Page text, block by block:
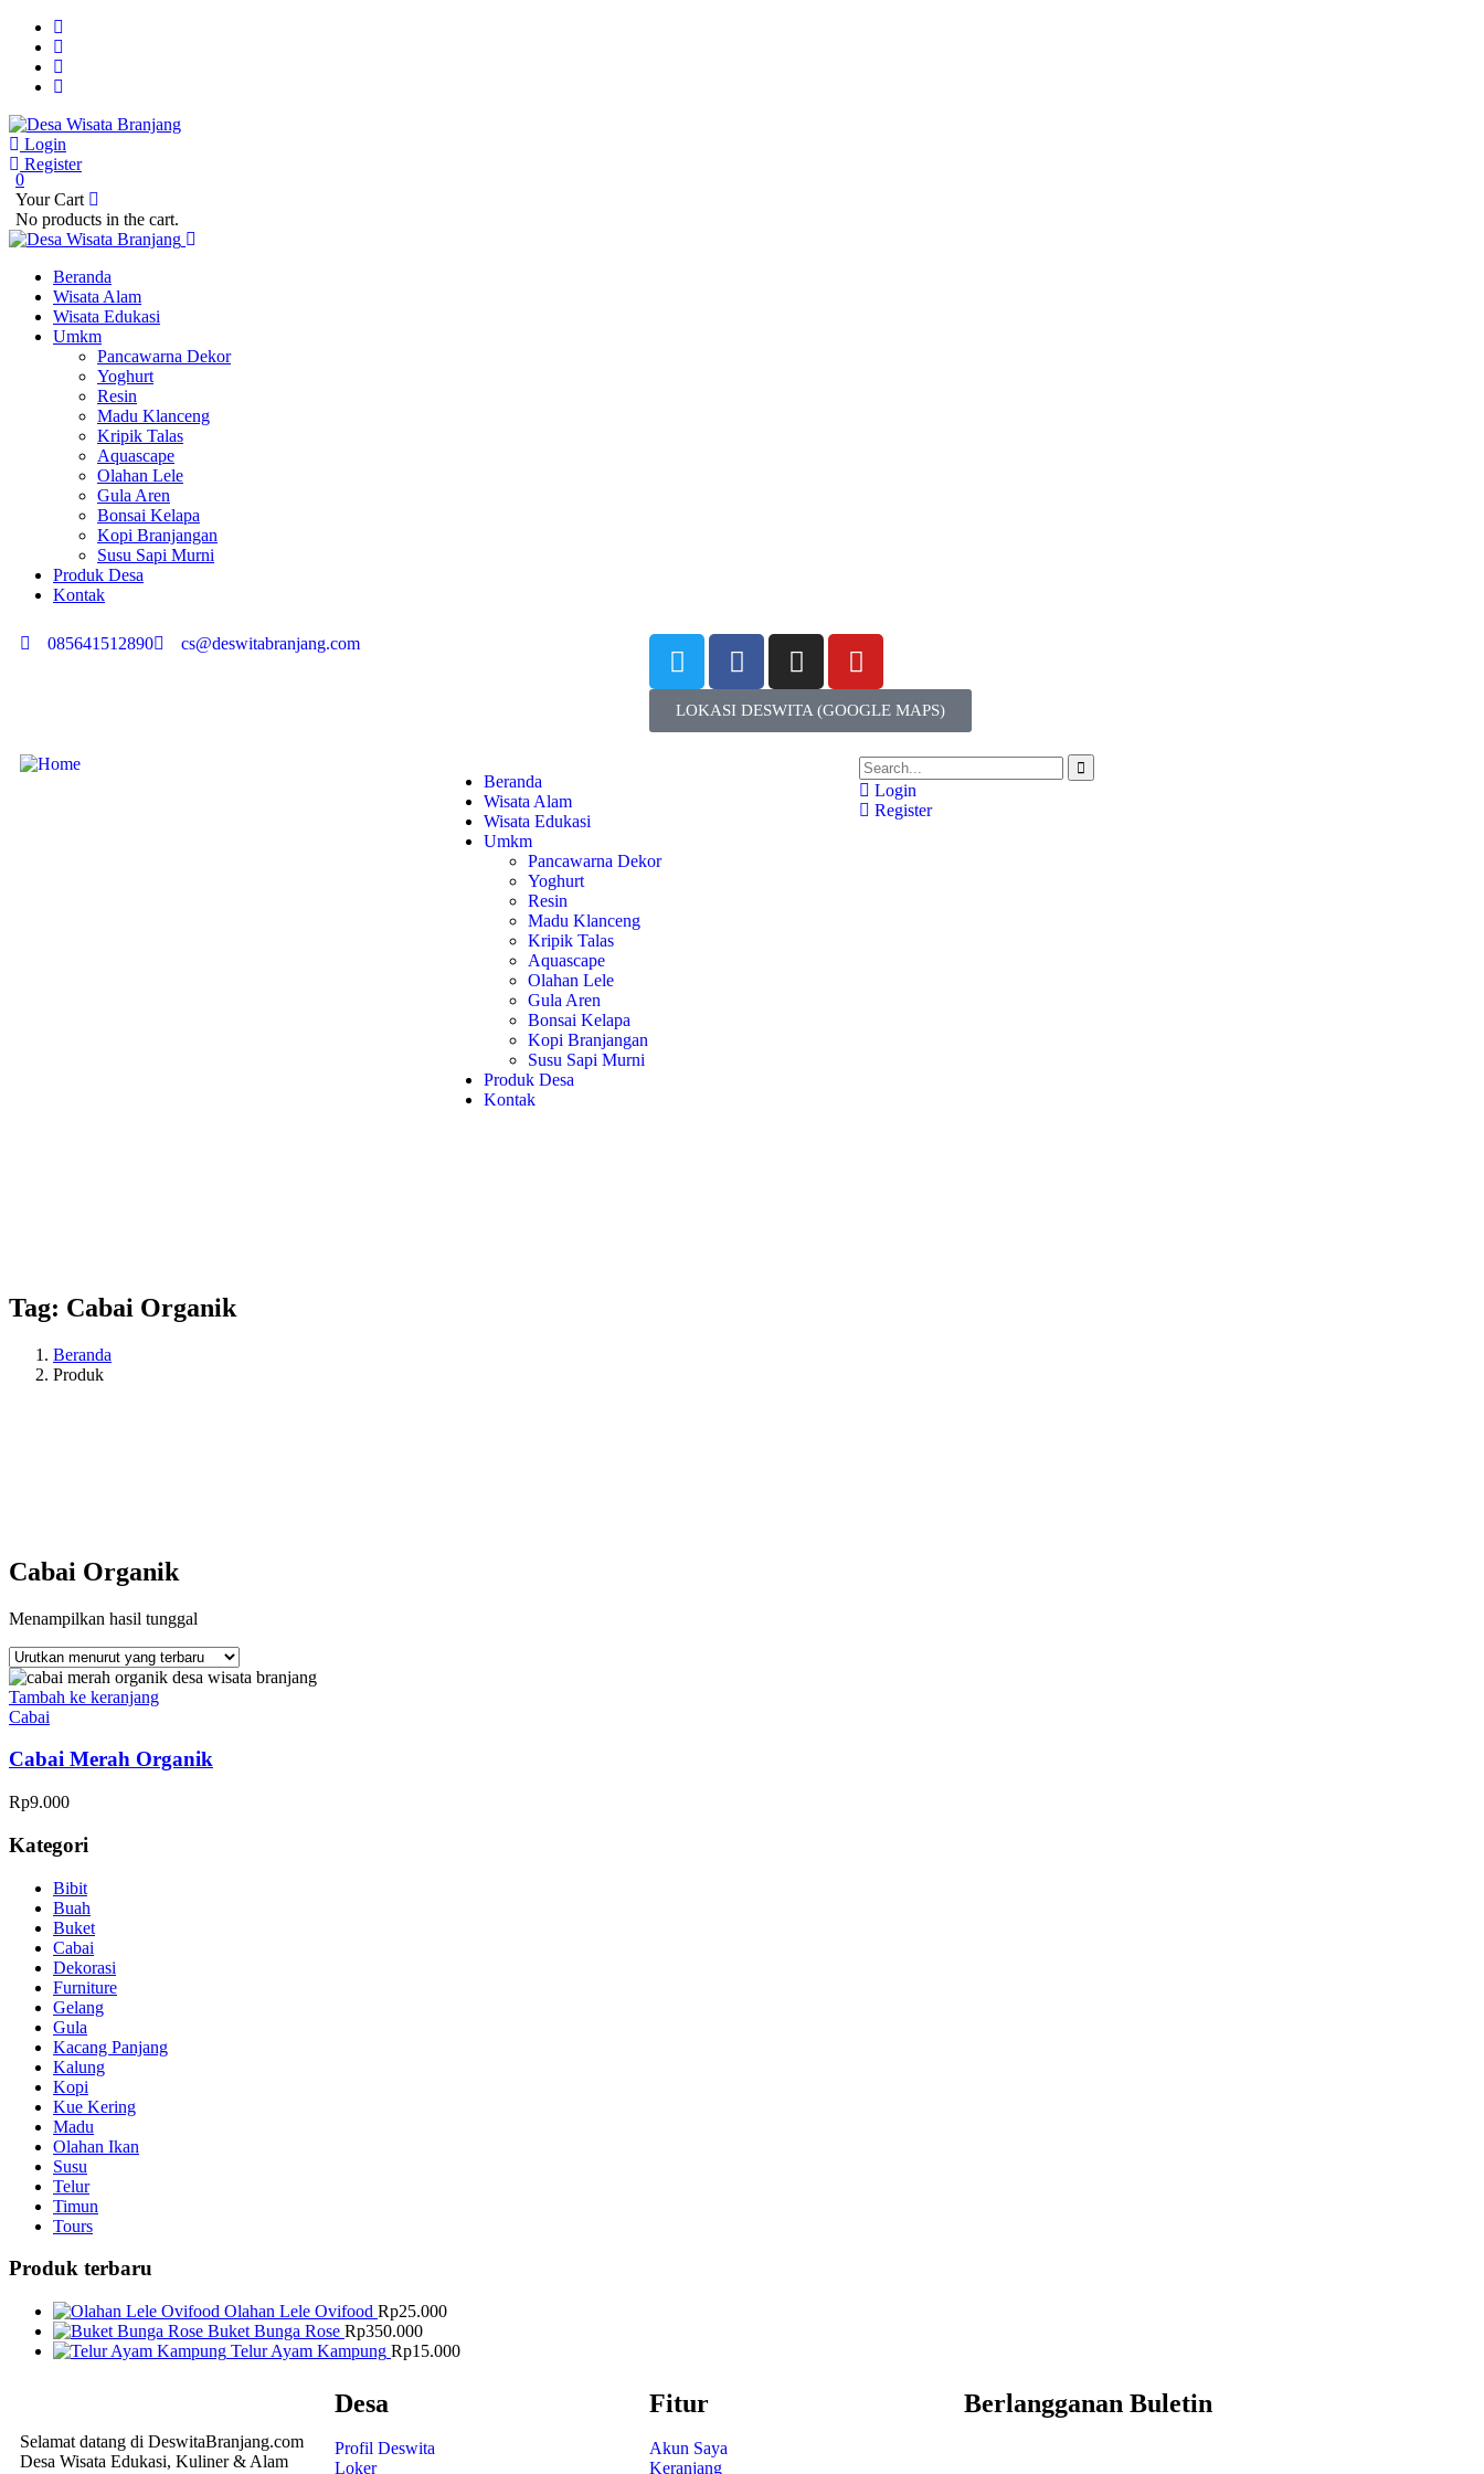
Login
Register
0
Your Cart
No products in the cart.
Beranda
Wisata Alam
Wisata Edukasi
Umkm
Pancawarna Dekor
Yoghurt
Resin
Madu Klanceng
Kripik Talas
Aquascape
Olahan Lele
Gula Aren
Bonsai Kelapa
Kopi Branjangan
Susu Sapi Murni
Produk Desa
Kontak
085641512890 cs@deswitabranjang.com
LOKASI DESWITA (GOOGLE MAPS)
Beranda
Wisata Alam
Wisata Edukasi
Umkm
Pancawarna Dekor
Yoghurt
Resin
Madu Klanceng
Kripik Talas
Aquascape
Olahan Lele
Gula Aren
Bonsai Kelapa
Kopi Branjangan
Susu Sapi Murni
Produk Desa
Kontak
Login
Register
Tag: Cabai Organik
Beranda
Produk
Cabai Organik
Menampilkan hasil tunggal
Tambah ke keranjang
Cabai
Cabai Merah Organik
Rp9.000
Kategori
Bibit
Buah
Buket
Cabai
Dekorasi
Furniture
Gelang
Gula
Kacang Panjang
Kalung
Kopi
Kue Kering
Madu
Olahan Ikan
Susu
Telur
Timun
Tours
Produk terbaru
Olahan Lele Ovifood Rp25.000
Buket Bunga Rose Rp350.000
Telur Ayam Kampung Rp15.000
Selamat datang di DeswitaBranjang.com
Desa Wisata Edukasi, Kuliner & Alam
Desa
Profil Deswita
Loker
Fitur
Akun Saya
Keranjang
Berlangganan Buletin